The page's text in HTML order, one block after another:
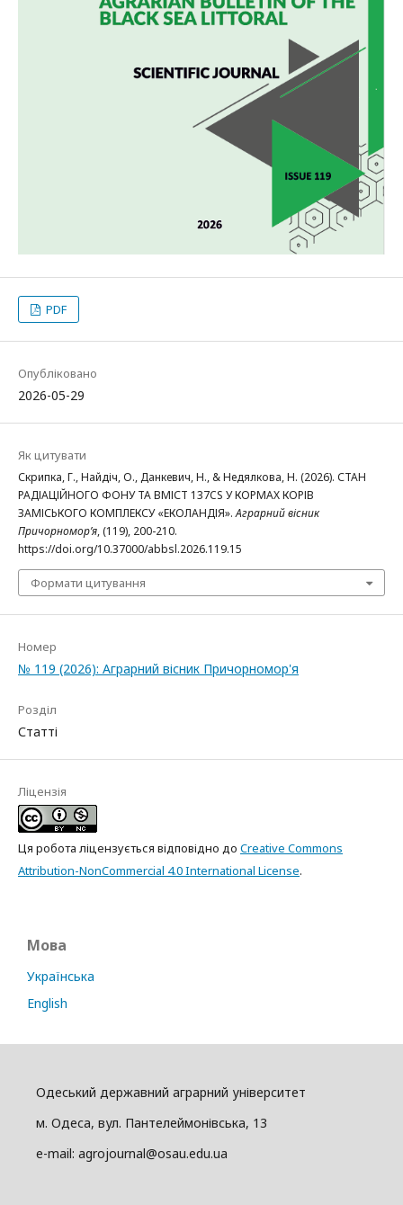
PDF
Опубліковано
2026-05-29
Як цитувати
Скрипка, Г., Найдіч, О., Данкевич, Н., & Недялкова, Н. (2026). СТАН
РАДІАЦІЙНОГО ФОНУ ТА ВМІСТ 137CS У КОРМАХ КОРІВ
ЗАМІСЬКОГО КОМПЛЕКСУ «ЕКОЛАНДІЯ».Аграрний вісник
Причорномор’я, (119), 200-210.
https://doi.org/10.37000/abbsl.2026.119.15
Формати цитування
Номер
№ 119 (2026): Аграрний вісник Причорномор'я
Розділ
Статті
Ліцензія
Ця робота ліцензується відповідно до Creative Commons
Attribution-NonCommercial 4.0 International License.
Мова
Українська
English
Одеський державний аграрний університет
м. Одеса, вул. Пантелеймонівська, 13
e-mail: agrojournal@osau.edu.ua